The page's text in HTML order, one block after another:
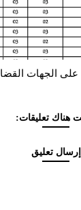
القضائية
هناك تعليقات:
إرسال تعليق